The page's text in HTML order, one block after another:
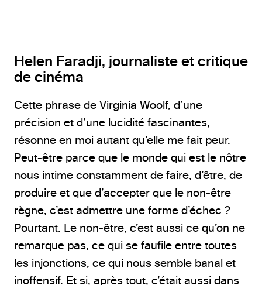
Helen Faradji, journaliste et critique
de cinéma
Cette phrase de Virginia Woolf, d’une
précision et d’une lucidité fascinantes,
résonne en moi autant qu’elle me fait peur.
Peut-être parce que le monde qui est le nôtre
nous intime constamment de faire, d’être, de
produire et que d’accepter que le non-être
règne, c’est admettre une forme d’échec ?
Pourtant. Le non-être, c’est aussi ce qu’on ne
remarque pas, ce qui se faufile entre toutes
les injonctions, ce qui nous semble banal et
inoffensif. Et si, après tout, c’était aussi dans